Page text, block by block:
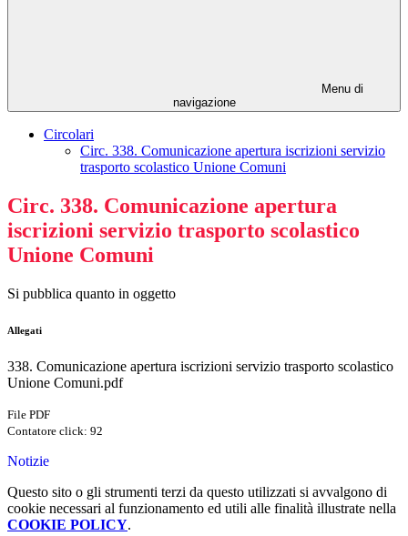
Menu di
navigazione
Circolari
Circ. 338. Comunicazione apertura iscrizioni servizio
trasporto scolastico Unione Comuni
Circ. 338. Comunicazione apertura
iscrizioni servizio trasporto scolastico
Unione Comuni
Si pubblica quanto in oggetto
Allegati
338. Comunicazione apertura iscrizioni servizio trasporto scolastico
Unione Comuni.pdf
File PDF
Contatore click: 92
Notizie
Questo sito o gli strumenti terzi da questo utilizzati si avvalgono di
cookie necessari al funzionamento ed utili alle finalità illustrate nella
COOKIE POLICY.